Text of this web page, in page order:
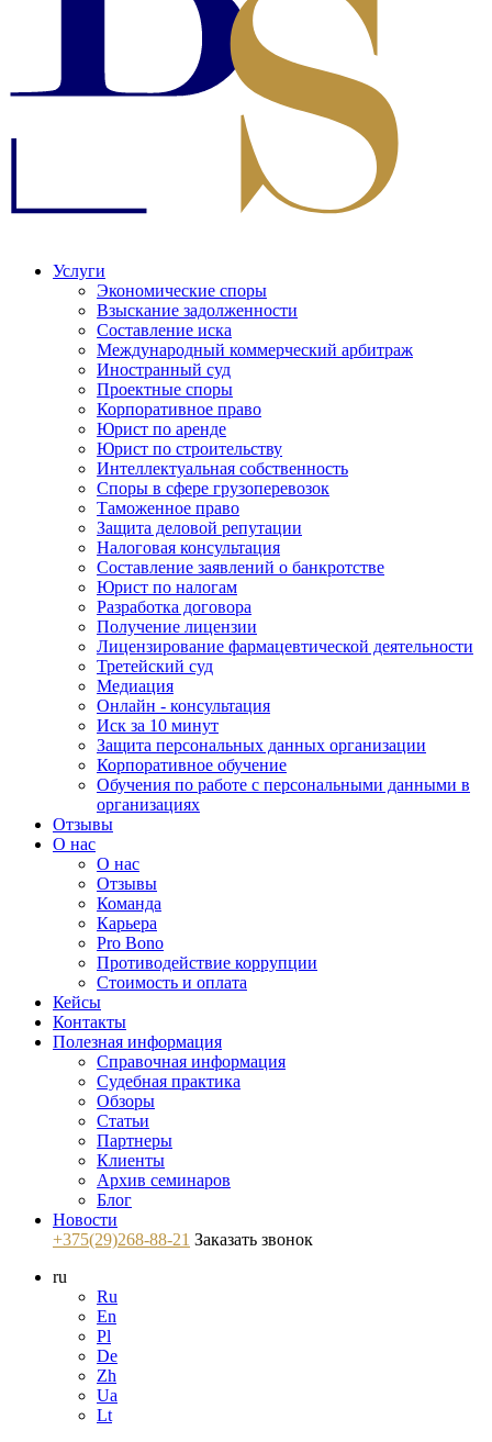
Услуги
Экономические споры
Взыскание задолженности
Составление иска
Международный коммерческий арбитраж
Иностранный суд
Проектные споры
Корпоративное право
Юрист по аренде
Юрист по строительству
Интеллектуальная собственность
Споры в сфере грузоперевозок
Таможенное право
Защита деловой репутации
Налоговая консультация
Составление заявлений о банкротстве
Юрист по налогам
Разработка договора
Получение лицензии
Лицензирование фармацевтической деятельности
Третейский суд
Медиация
Онлайн - консультация
Иск за 10 минут
Защита персональных данных организации
Корпоративное обучение
Обучения по работе с персональными данными в
организациях
Отзывы
О нас
О нас
Отзывы
Команда
Карьера
Pro Bono
Противодействие коррупции
Стоимость и оплата
Кейсы
Контакты
Полезная информация
Справочная информация
Судебная практика
Обзоры
Статьи
Партнеры
Клиенты
Архив семинаров
Блог
Новости
+375(29)268-88-21 Заказать звонок
ru
Ru
En
Pl
De
Zh
Ua
Lt